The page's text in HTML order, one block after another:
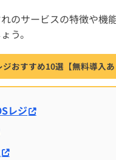
のサービスの特徴や機
う。
おすすめ10選【無料導入あ
レジ